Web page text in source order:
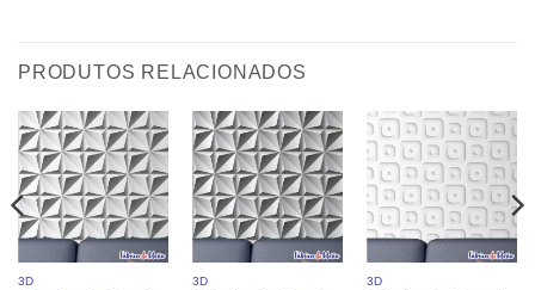
PRODUTOS RELACIONADOS
3D 3D 3D